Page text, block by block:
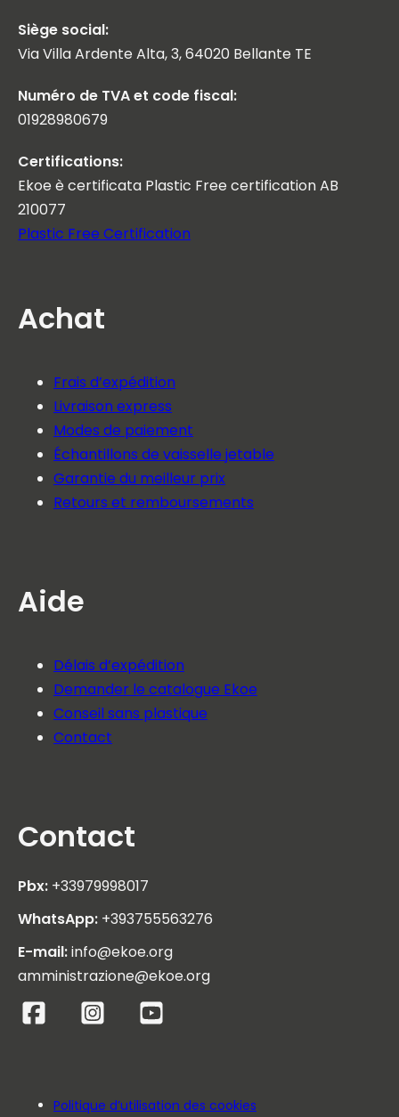
Siège social:
Via Villa Ardente Alta, 3, 64020 Bellante TE
Numéro de TVA et code fiscal:
01928980679
Certifications:
Ekoe è certificata Plastic Free certification AB
210077
Plastic Free Certification
Achat
Frais d’expédition
Livraison express
Modes de paiement
Échantillons de vaisselle jetable
Garantie du meilleur prix
Retours et remboursements
Aide
Délais d’expédition
Demander le catalogue Ekoe
Conseil sans plastique
Contact
Contact
Pbx: +33979998017
WhatsApp: +393755563276
E-mail:info@ekoe.org
amministrazione@ekoe.org
Politique d’utilisation des cookies